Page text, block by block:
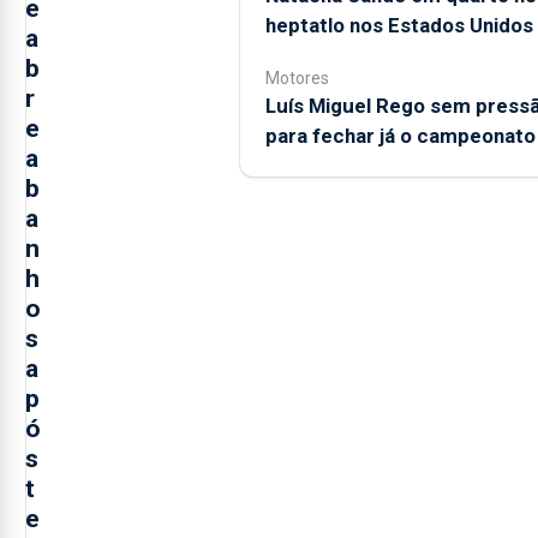
e
a
b
r
e
a
b
a
n
h
o
s
a
p
ó
s
t
e
heptatlo nos Estados Unidos
Motores
Luís Miguel Rego sem
para fechar já o campeonato